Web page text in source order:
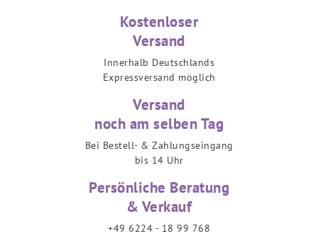
Kostenloser
Versand
Innerhalb Deutschlands
Expressversand möglich
Versand
noch am selben Tag
Bei Bestell- & Zahlungseingang
bis 14 Uhr
Persönliche Beratung
& Verkauf
+49 6224 - 18 99 768